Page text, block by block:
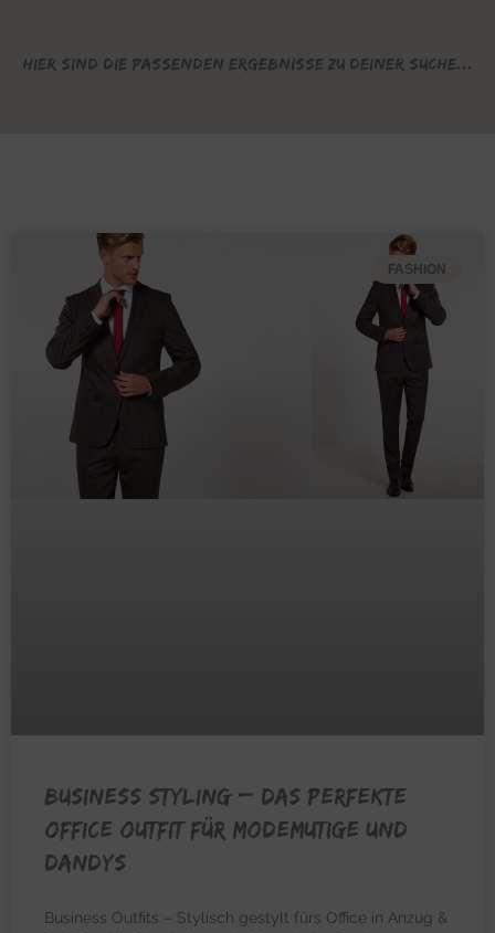
Hier sind die passenden Ergebnisse zu deiner Suche...
FASHION
BUSINESS STYLING – Das perfekte
Office Outfit für Modemutige und
Dandys
Business Outfits – Stylisch gestylt fürs Office in Anzug &